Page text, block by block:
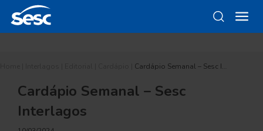
Cardápio Semanal – Sesc I…
Cardápio Semanal – Sesc
Interlagos